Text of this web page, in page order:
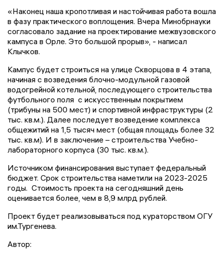
«Наконец наша кропотливая и настойчивая работа вошла
в фазу практического воплощения. Вчера Минобрнауки
согласовало задание на проектирование межвузовского
кампуса в Орле. Это большой прорыв», - написал
Клычков.
Кампус будет строиться на улице Скворцова в 4 этапа,
начиная с возведения блочно-модульной газовой
водогрейной котельной, последующего строительства
футбольного поля с искусственным покрытием
(трибуны на 500 мест) и спортивной инфраструктуры (2
тыс. кв.м.). Далее последует возведение комплекса
общежитий на 1,5 тысяч мест (общая площадь более 32
тыс. кв.м). И в заключение – строительства Учебно-
лабораторного корпуса (30 тыс. кв.м.).
Источником финансирования выступает федеральный
бюджет. Срок строительства наметили на 2023-2025
годы. Стоимость проекта на сегодняшний день
оценивается более, чем в 8,9 млрд рублей.
Проект будет реализовываться под кураторством ОГУ
им.Тургенева.
Автор: